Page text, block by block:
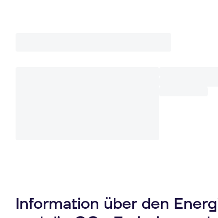
Information über den